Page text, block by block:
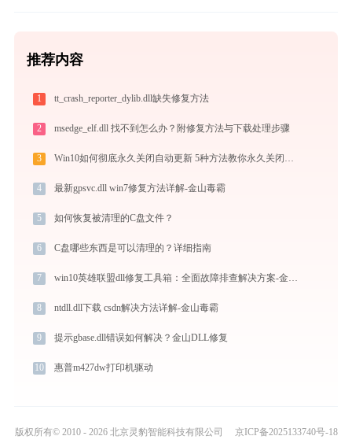
推荐内容
1 tt_crash_reporter_dylib.dll缺失修复方法
2 msedge_elf.dll 找不到怎么办？附修复方法与下载处理步骤
3 Win10如何彻底永久关闭自动更新 5种方法教你永久关闭win10自动更新
4 最新gpsvc.dll win7修复方法详解-金山毒霸
5 如何恢复被清理的C盘文件？
6 C盘哪些东西是可以清理的？详细指南
7 win10英雄联盟dll修复工具箱：全面故障排查解决方案-金山毒霸
8 ntdll.dll下载 csdn解决方法详解-金山毒霸
9 提示gbase.dll错误如何解决？金山DLL修复
10 惠普m427dw打印机驱动
版权所有© 2010 - 2026 北京灵豹智能科技有限公司 京ICP备2025133740号-18